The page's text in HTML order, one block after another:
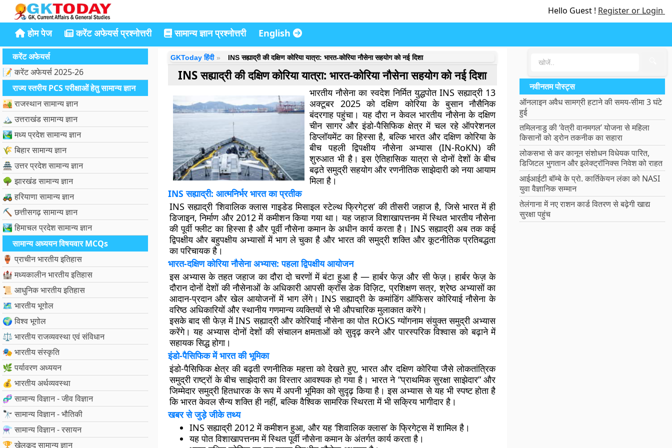
Hello Guest ! Register or Login
होम पेज करेंट अफेयर्स प्रश्नोत्तरी सामान्य ज्ञान प्रश्नोत्तरी English
करेंट अफेयर्स
📝 करेंट अफेयर्स 2025-26
राज्य स्तरीय PCS परीक्षाओं हेतु सामान्य ज्ञान
🏜️ राजस्थान सामान्य ज्ञान
🏔️ उत्तराखंड सामान्य ज्ञान
🏞️ मध्य प्रदेश सामान्य ज्ञान
🌾 बिहार सामान्य ज्ञान
🏯 उत्तर प्रदेश सामान्य ज्ञान
🌳 झारखंड सामान्य ज्ञान
🚜 हरियाणा सामान्य ज्ञान
⛏️ छत्तीसगढ़ सामान्य ज्ञान
🏞️ हिमाचल प्रदेश सामान्य ज्ञान
सामान्य अध्ययन विषयवार MCQs
🏺 प्राचीन भारतीय इतिहास
🏰 मध्यकालीन भारतीय इतिहास
📜 आधुनिक भारतीय इतिहास
🗺️ भारतीय भूगोल
🌍 विश्व भूगोल
⚖️ भारतीय राजव्यवस्था एवं संविधान
🎭 भारतीय संस्कृति
🌿 पर्यावरण अध्ययन
💰 भारतीय अर्थव्यवस्था
🧬 सामान्य विज्ञान - जीव विज्ञान
🔭 सामान्य विज्ञान - भौतिकी
⚗️ सामान्य विज्ञान - रसायन
🏆 खेलकूद सामान्य ज्ञान
GKToday हिंदी INS सह्याद्री की दक्षिण कोरिया यात्रा: भारत-कोरिया नौसेना सहयोग को नई दिशा
INS सह्याद्री की दक्षिण कोरिया यात्रा: भारत-कोरिया नौसेना सहयोग को नई दिशा
भारतीय नौसेना का स्वदेश निर्मित युद्धपोत INS सह्याद्री 13
अक्टूबर 2025 को दक्षिण कोरिया के बुसान नौसैनिक
बंदरगाह पहुंचा। यह दौरा न केवल भारतीय नौसेना के दक्षिण
चीन सागर और इंडो-पैसिफिक क्षेत्र में चल रहे ऑपरेशनल
डिप्लॉयमेंट का हिस्सा है, बल्कि भारत और दक्षिण कोरिया के
बीच पहली द्विपक्षीय नौसेना अभ्यास (IN-RoKN) की
शुरुआत भी है। इस ऐतिहासिक यात्रा से दोनों देशों के बीच
बढ़ते समुद्री सहयोग और रणनीतिक साझेदारी को नया आयाम
मिला है।
INS सह्याद्री: आत्मनिर्भर भारत का प्रतीक
INS सह्याद्री ‘शिवालिक क्लास गाइडेड मिसाइल स्टेल्थ फ्रिगेट्स’ की तीसरी जहाज है, जिसे भारत में ही
डिजाइन, निर्माण और 2012 में कमीशन किया गया था। यह जहाज विशाखापत्तनम में स्थित भारतीय नौसेना
की पूर्वी फ्लीट का हिस्सा है और पूर्वी नौसेना कमान के अधीन कार्य करता है। INS सह्याद्री अब तक कई
द्विपक्षीय और बहुपक्षीय अभ्यासों में भाग ले चुका है और भारत की समुद्री शक्ति और कूटनीतिक प्रतिबद्धता
का परिचायक है।
भारत-दक्षिण कोरिया नौसेना अभ्यास: पहला द्विपक्षीय आयोजन
इस अभ्यास के तहत जहाज का दौरा दो चरणों में बंटा हुआ है — हार्बर फेज़ और सी फेज़। हार्बर फेज़ के
दौरान दोनों देशों की नौसेनाओं के अधिकारी आपसी क्रॉस डेक विज़िट, प्रशिक्षण सत्र, श्रेष्ठ अभ्यासों का
आदान-प्रदान और खेल आयोजनों में भाग लेंगे। INS सह्याद्री के कमांडिंग ऑफिसर कोरियाई नौसेना के
वरिष्ठ अधिकारियों और स्थानीय गणमान्य व्यक्तियों से भी औपचारिक मुलाकात करेंगे।
इसके बाद सी फेज़ में INS सह्याद्री और कोरियाई नौसेना का पोत ROKS ग्योंगनाम संयुक्त समुद्री अभ्यास
करेंगे। यह अभ्यास दोनों देशों की संचालन क्षमताओं को सुदृढ़ करने और पारस्परिक विश्वास को बढ़ाने में
सहायक सिद्ध होगा।
इंडो-पैसिफिक में भारत की भूमिका
इंडो-पैसिफिक क्षेत्र की बढ़ती रणनीतिक महत्ता को देखते हुए, भारत और दक्षिण कोरिया जैसे लोकतांत्रिक
समुद्री राष्ट्रों के बीच साझेदारी का विस्तार आवश्यक हो गया है। भारत ने “प्राथमिक सुरक्षा साझेदार” और
जिम्मेदार समुद्री हितधारक के रूप में अपनी भूमिका को सुदृढ़ किया है। इस अभ्यास से यह भी स्पष्ट होता है
कि भारत केवल सैन्य शक्ति ही नहीं, बल्कि वैश्विक सामरिक स्थिरता में भी सक्रिय भागीदार है।
खबर से जुड़े जीके तथ्य
INS सह्याद्री 2012 में कमीशन हुआ, और यह ‘शिवालिक क्लास’ के फ्रिगेट्स में शामिल है।
यह पोत विशाखापत्तनम में स्थित पूर्वी नौसेना कमान के अंतर्गत कार्य करता है।
नवीनतम पोस्ट्स
ऑनलाइन अवैध सामग्री हटाने की समय-सीमा 3 घंटे
हुई
तमिलनाडु की ‘वेत्री वानमगल’ योजना से महिला
किसानों को ड्रोन तकनीक का सहारा
लोकसभा से कर कानून संशोधन विधेयक पारित,
डिजिटल भुगतान और इलेक्ट्रॉनिक्स निवेश को राहत
आईआईटी बॉम्बे के प्रो. कार्तिकेयन लंका को NASI
युवा वैज्ञानिक सम्मान
तेलंगाना में नए राशन कार्ड वितरण से बढ़ेगी खाद्य
सुरक्षा पहुंच